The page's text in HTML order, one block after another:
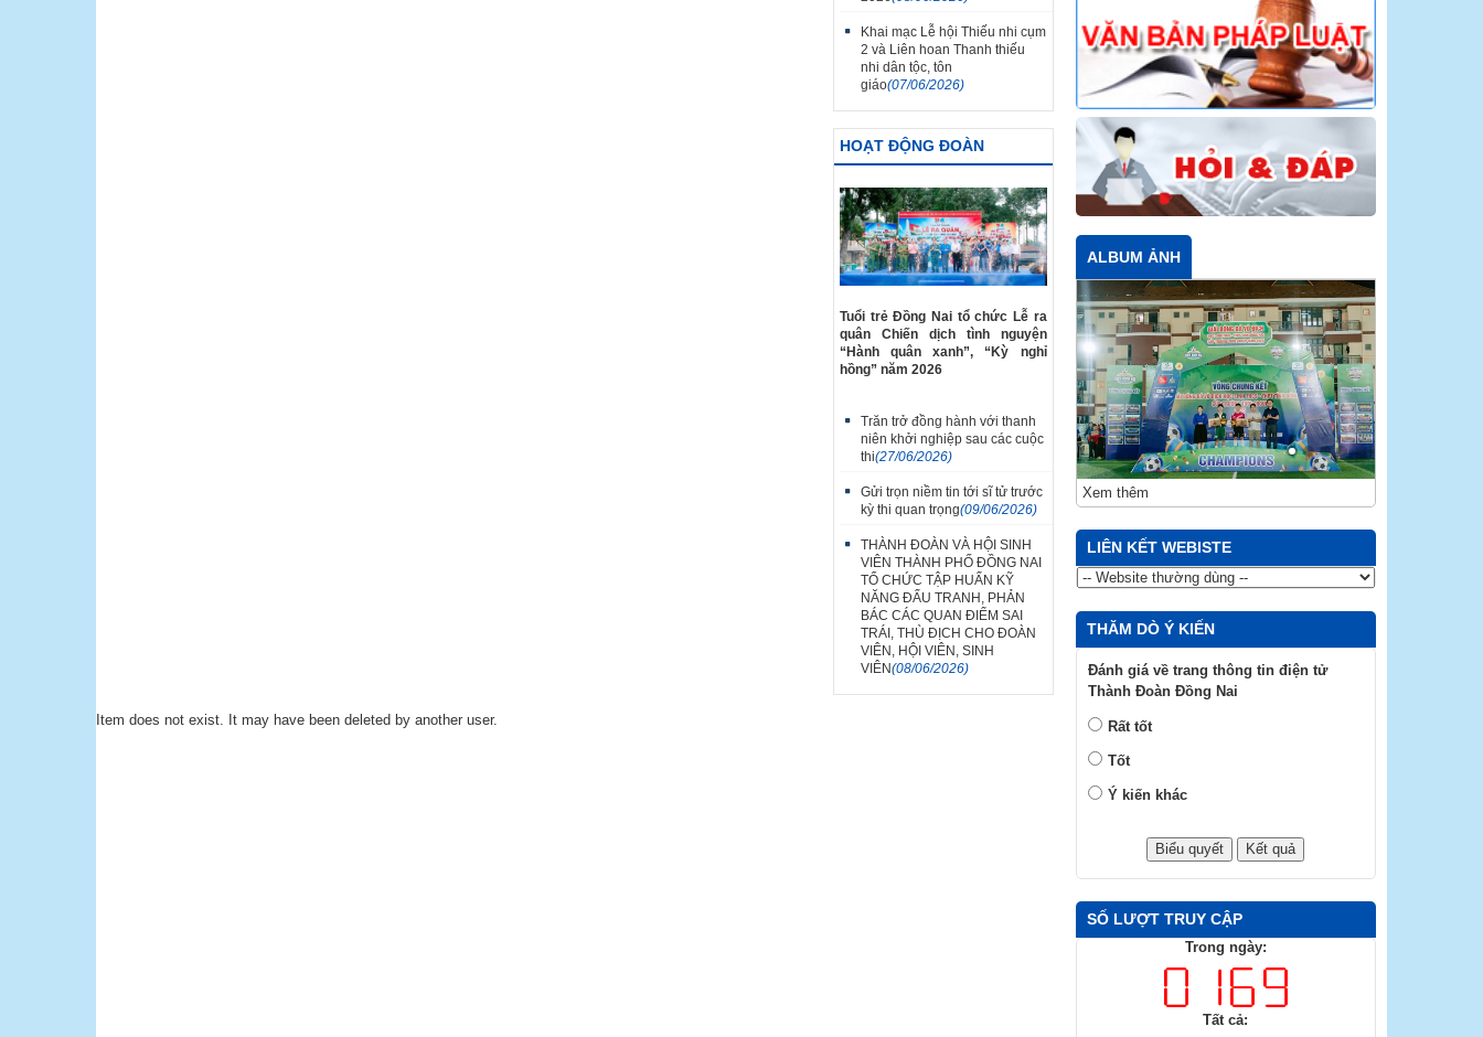
Khai mạc Lễ hội Thiếu nhi cụm
2 và Liên hoan Thanh thiếu
nhi dân tộc, tôn
giáo(07/06/2026)
HOẠT ĐỘNG ĐOÀN
Tuổi trẻ Đồng Nai tổ chức Lễ ra
quân Chiến dịch tình nguyện
“Hành quân xanh”, “Kỳ nghỉ
hồng” năm 2026
Trăn trở đồng hành với thanh
niên khởi nghiệp sau các cuộc
thi(27/06/2026)
Gửi trọn niềm tin tới sĩ tử trước
kỳ thi quan trọng(09/06/2026)
THÀNH ĐOÀN VÀ HỘI SINH
VIÊN THÀNH PHỐ ĐỒNG NAI
TỔ CHỨC TẬP HUẤN KỸ
NĂNG ĐẤU TRANH, PHẢN
BÁC CÁC QUAN ĐIỂM SAI
TRÁI, THÙ ĐỊCH CHO ĐOÀN
VIÊN, HỘI VIÊN, SINH
VIÊN(08/06/2026)
Item does not exist. It may have been deleted by another user.
ALBUM ẢNH
Xem thêm
LIÊN KẾT WEBISTE
THĂM DÒ Ý KIẾN
Đánh giá về trang thông tin điện tử
Thành Đoàn Đồng Nai
Rất tốt
Tốt
Ý kiến khác
SỐ LƯỢT TRUY CẬP
Trong ngày:
Tất cả: